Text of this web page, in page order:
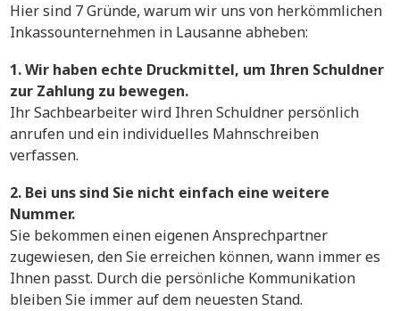
Hier sind 7 Gründe, warum wir uns von herkömmlichen
Inkassounternehmen in Lausanne abheben:
1. Wir haben echte Druckmittel, um Ihren Schuldner
zur Zahlung zu bewegen.
Ihr Sachbearbeiter wird Ihren Schuldner persönlich
anrufen und ein individuelles Mahnschreiben
verfassen.
2. Bei uns sind Sie nicht einfach eine weitere
Nummer.
Sie bekommen einen eigenen Ansprechpartner
zugewiesen, den Sie erreichen können, wann immer es
Ihnen passt. Durch die persönliche Kommunikation
bleiben Sie immer auf dem neuesten Stand.